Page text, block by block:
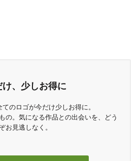
け、少しお得に
のロゴが今だけ少しお得に。
の。気になる作品との出会いを、どう
ぞお見逃しなく。